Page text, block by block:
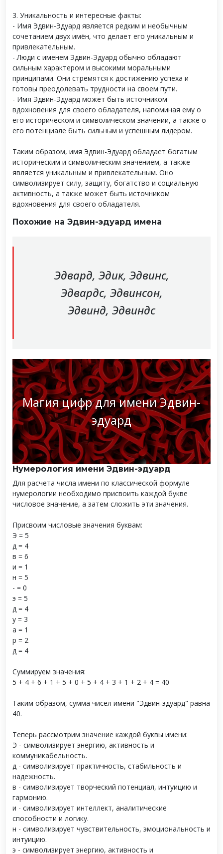
3. Уникальность и интересные факты:
- Имя Эдвин-Эдуард является редким и необычным
сочетанием двух имён, что делает его уникальным и
привлекательным.
- Люди с именем Эдвин-Эдуард обычно обладают
сильным характером и высокими моральными
принципами. Они стремятся к достижению успеха и
готовы преодолевать трудности на своем пути.
- Имя Эдвин-Эдуард может быть источником
вдохновения для своего обладателя, напоминая ему о
его историческом и символическом значении, а также о
его потенциале быть сильным и успешным лидером.
Таким образом, имя Эдвин-Эдуард обладает богатым
историческим и символическим значением, а также
является уникальным и привлекательным. Оно
символизирует силу, защиту, богатство и социальную
активность, а также может быть источником
вдохновения для своего обладателя.
Похожие на Эдвин-эдуард имена
Эдвард, Эдик, Эдвинс,
Эдвардс, Эдвинсон,
Эдвинд, Эдвиндс
Магия цифр для имени Эдвин-
эдуард
Нумерология имени Эдвин-эдуард
Для расчета числа имени по классической формуле
нумерологии необходимо присвоить каждой букве
числовое значение, а затем сложить эти значения.
Присвоим числовые значения буквам:
Э = 5
д = 4
в = 6
и = 1
н = 5
- = 0
э = 5
д = 4
у = 3
а = 1
р = 2
д = 4
Суммируем значения:
5 + 4 + 6 + 1 + 5 + 0 + 5 + 4 + 3 + 1 + 2 + 4 = 40
Таким образом, сумма чисел имени "Эдвин-эдуард" равна
40.
Теперь рассмотрим значение каждой буквы имени:
Э - символизирует энергию, активность и
коммуникабельность.
д - символизирует практичность, стабильность и
надежность.
в - символизирует творческий потенциал, интуицию и
гармонию.
и - символизирует интеллект, аналитические
способности и логику.
н - символизирует чувствительность, эмоциональность и
интуицию.
э - символизирует энергию, активность и